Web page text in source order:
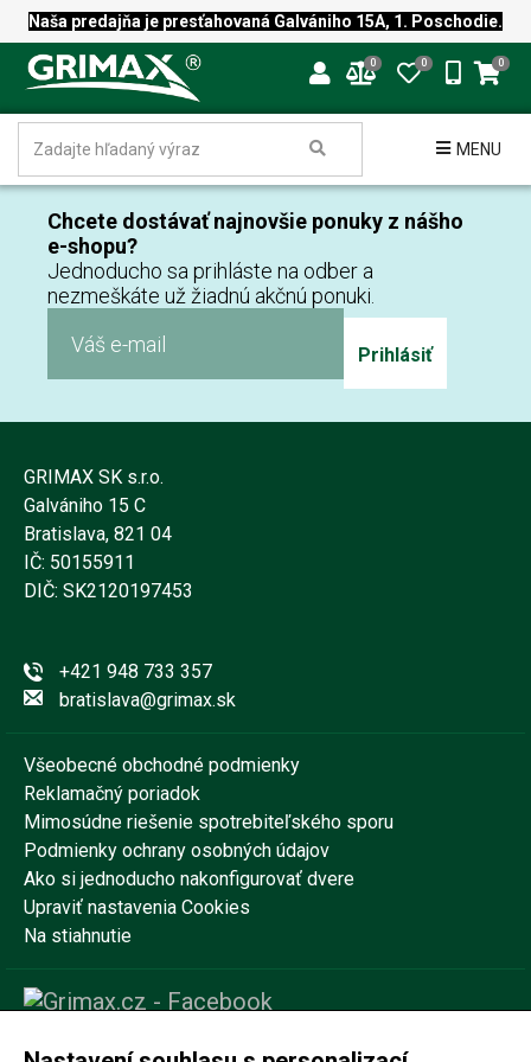
Naša predajňa je presťahovaná Galvániho 15A, 1. Poschodie.
0 0 0
MENU
Chcete dostávať najnovšie ponuky z nášho
e-shopu?
Jednoducho sa prihláste na odber a
nezmeškáte už žiadnú akčnú ponuki.
Prihlásiť
GRIMAX SK s.r.o.
Galvániho 15 C
Bratislava, 821 04
IČ: 50155911
DIČ: SK2120197453
+421 948 733 357
bratislava@grimax.sk
Všeobecné obchodné podmienky
Reklamačný poriadok
Mimosúdne riešenie spotrebiteľského sporu
Podmienky ochrany osobných údajov
Ako si jednoducho nakonfigurovať dvere
Upraviť nastavenia Cookies
Na stiahnutie